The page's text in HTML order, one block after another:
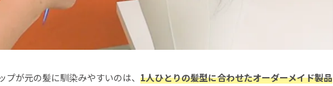
プが元の髪に馴染みやすいのは、 1人ひとりの髪型に合わせたオーダーメイド製品